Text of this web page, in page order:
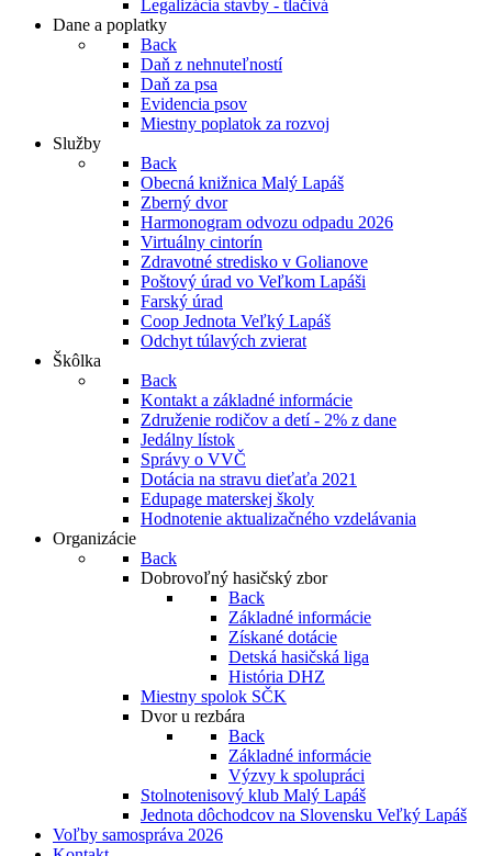
Legalizácia stavby - tlačivá
Dane a poplatky
Back
Daň z nehnuteľností
Daň za psa
Evidencia psov
Miestny poplatok za rozvoj
Služby
Back
Obecná knižnica Malý Lapáš
Zberný dvor
Harmonogram odvozu odpadu 2026
Virtuálny cintorín
Zdravotné stredisko v Golianove
Poštový úrad vo Veľkom Lapáši
Farský úrad
Coop Jednota Veľký Lapáš
Odchyt túlavých zvierat
Škôlka
Back
Kontakt a základné informácie
Združenie rodičov a detí - 2% z dane
Jedálny lístok
Správy o VVČ
Dotácia na stravu dieťaťa 2021
Edupage materskej školy
Hodnotenie aktualizačného vzdelávania
Organizácie
Back
Dobrovoľný hasičský zbor
Back
Základné informácie
Získané dotácie
Detská hasičská liga
História DHZ
Miestny spolok SČK
Dvor u rezbára
Back
Základné informácie
Výzvy k spolupráci
Stolnotenisový klub Malý Lapáš
Jednota dôchodcov na Slovensku Veľký Lapáš
Voľby samospráva 2026